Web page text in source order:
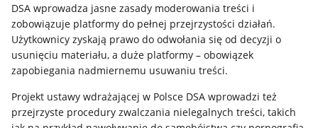
DSA wprowadza jasne zasady moderowania treści i
zobowiązuje platformy do pełnej przejrzystości działań.
Użytkownicy zyskają prawo do odwołania się od decyzji o
usunięciu materiału, a duże platformy – obowiązek
zapobiegania nadmiernemu usuwaniu treści.
Projekt ustawy wdrażającej w Polsce DSA wprowadzi też
przejrzyste procedury zwalczania nielegalnych treści, takich